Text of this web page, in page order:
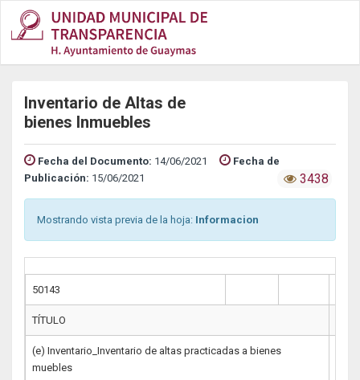
Inventario de Altas de
bienes Inmuebles
Fecha del Documento: 14/06/2021
Fecha de
Publicación: 15/06/2021 3438
Mostrando vista previa de la hoja: Informacion
50143
TÍTULO
(e) Inventario_Inventario de altas practicadas a bienes
muebles